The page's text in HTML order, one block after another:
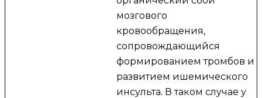
мозгового
кровообращения,
сопровождающийся
формированием тромбов и
развитием ишемического
инсульта. В таком случае у